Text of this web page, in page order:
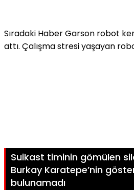
Sıradaki HaberGarson robot
attı. Çalışma stresi yaşayan
Suikast timinin gömülen
Burkay Karatepe’nin
bulunamadı